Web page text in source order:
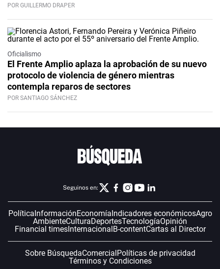
POR GUILLERMO DRAPER
Oficialismo
El Frente Amplio aplaza la aprobación de su nuevo
protocolo de violencia de género mientras
contempla reparos de sectores
POR SANTIAGO SÁNCHEZ
Seguinos en:
PolíticaInformaciónEconomíaIndicadores económicosAgro
AmbienteCulturaDeportesTecnologíaOpinión
Financial timesInternacionalB-contentCartas al Director
Sobre BúsquedaComercialPolíticas de privacidad
Términos y Condiciones